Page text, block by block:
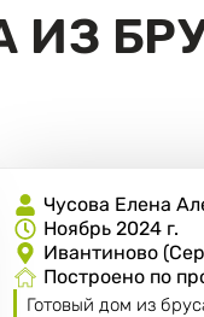
Чусова Елена
Ноябрь 2024 г.
Ивантиново
Построено по
Готовый дом из